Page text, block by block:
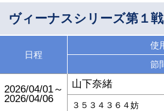
ヴィーナスシリーズ第１
日程
使
節
2026/04/01～
2026/04/06
山下奈緒
３５３４３６４妨